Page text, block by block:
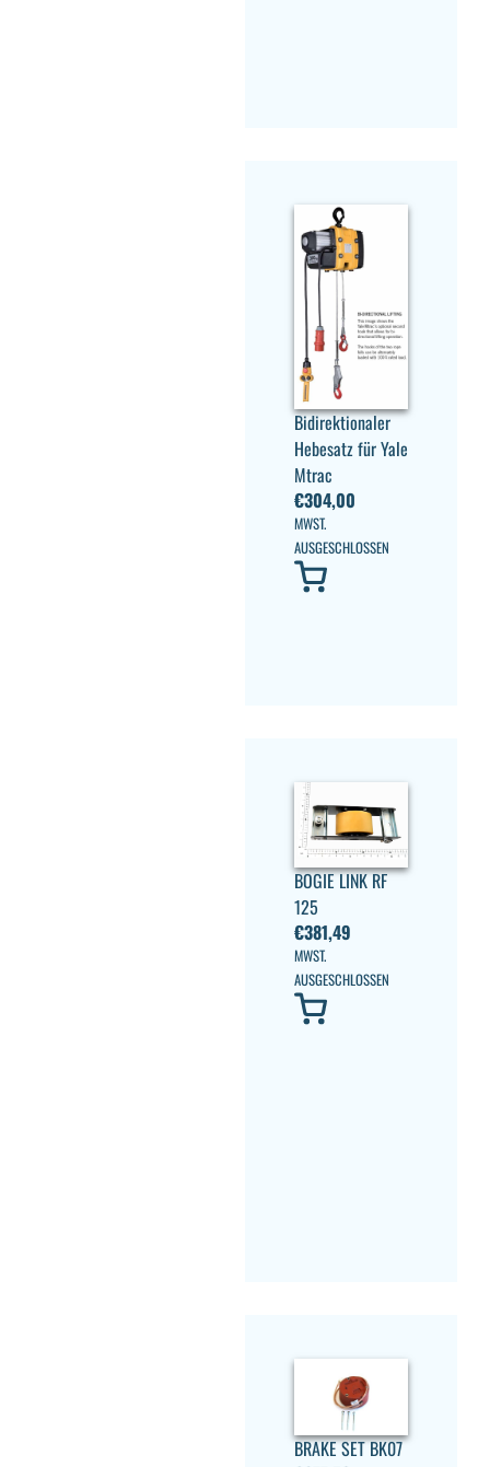
Bidirektionaler
Hebesatz für Yale
Mtrac
€304,00
MWST.
AUSGESCHLOSSEN
BOGIE LINK RF
125
€381,49
MWST.
AUSGESCHLOSSEN
BRAKE SET BK07